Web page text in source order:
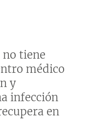
no tiene
médico
y
infección
en